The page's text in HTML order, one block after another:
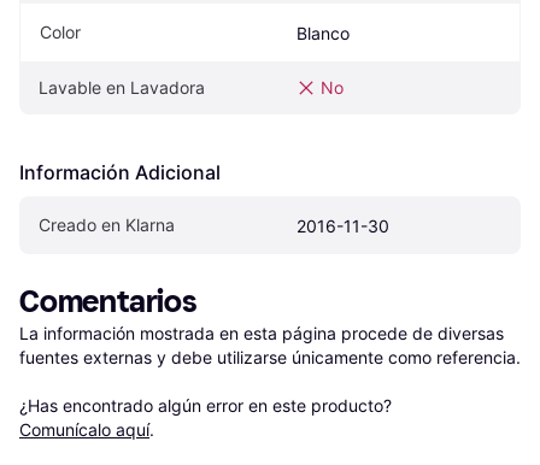
Color Blanco
Lavable en Lavadora No
Información Adicional
Creado en Klarna 2016-11-30
Comentarios
La información mostrada en esta página procede de diversas
fuentes externas y debe utilizarse únicamente como referencia.
¿Has encontrado algún error en este producto?
Comunícalo aquí.